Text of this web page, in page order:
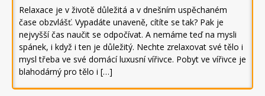
Relaxace je v životě důležitá a v dnešním uspěchaném
čase obzvlášť. Vypadáte unaveně, cítíte se tak? Pak je
nejvyšší čas naučit se odpočívat. A nemáme teď na mysli
spánek, i když i ten je důležitý. Nechte zrelaxovat své tělo i
mysl třeba ve své domácí luxusní vířivce. Pobyt ve vířivce je
blahodárný pro tělo i […]